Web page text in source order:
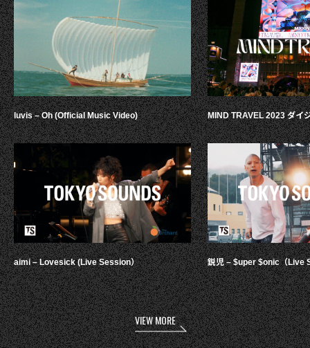
luvis – Oh (Official Music Video)
aimi – Lovesick (Live Session）
MIND TRAVEL 2023 ダイ
鋭児 – $uper $onic（Live
VIEW MORE